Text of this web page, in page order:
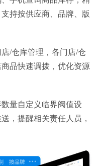
持按供应商、品牌、版
/仓库管理，各门店/仓
品快速调拨，优化资源
量自定义临界阀值设
，提醒相关责任人员，